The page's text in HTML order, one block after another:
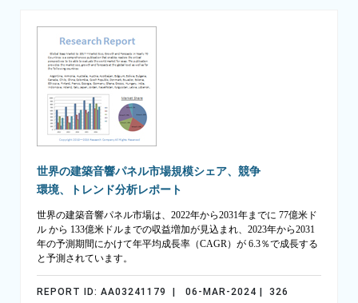
世界の建築音響パネル市場規模シェア、競争
環境、トレンド分析レポート
世界の建築音響パネル市場は、2022年から2031年までに 77億米ド
ル から 133億米ドルまでの収益増加が見込まれ、2023年から2031
年の予測期間にかけて年平均成長率（CAGR）が 6.3％で成長する
と予測されています。
REPORT ID: AA03241179 | 06-MAR-2024 | 326